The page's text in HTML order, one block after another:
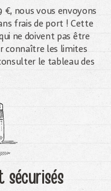
€, nous vous envoyons
frais de port ! Cette
ne doivent pas être
connaître les limites
le tableau des
sécurisés